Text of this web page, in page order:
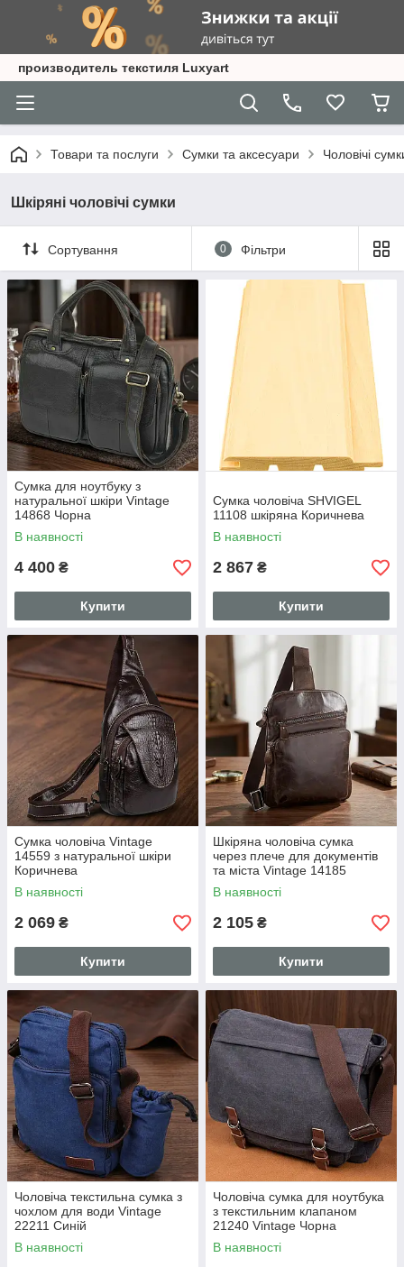
производитель текстиля Luxyart
Товари та послуги Сумки та аксесуари Чоловічі
Шкіряні чоловічі сумки
Сортування 0 Фільтри
Сумка для ноутбуку з
натуральної шкіри Vintage
14868 Чорна
В наявності
4 400 ₴
Купити
Сумка чоловіча SHVIGEL
11108 шкіряна Коричнева
В наявності
2 867 ₴
Купити
Сумка чоловіча Vintage
14559 з натуральної шкіри
Коричнева
В наявності
2 069 ₴
Купити
Шкіряна чоловіча сумка
через плече для документів
та міста Vintage 14185
Коричнева
В наявності
2 105 ₴
Купити
Чоловіча текстильна сумка з
чохлом для води Vintage
22211 Синій
В наявності
Чоловіча сумка для ноутбука
з текстильним клапаном
21240 Vintage Чорна
В наявності